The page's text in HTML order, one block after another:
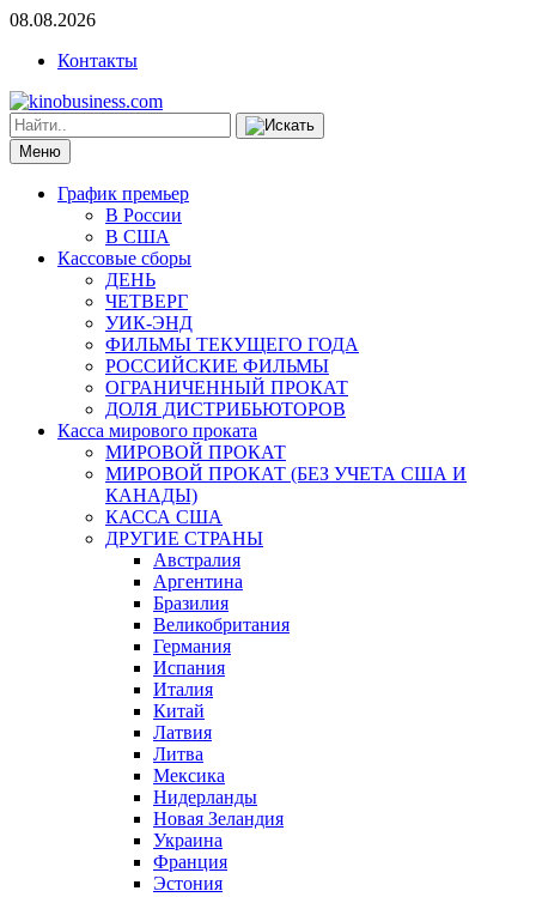
08.08.2026
Контакты
Меню
График премьер
В России
В США
Кассовые сборы
ДЕНЬ
ЧЕТВЕРГ
УИК-ЭНД
ФИЛЬМЫ ТЕКУЩЕГО ГОДА
РОССИЙСКИЕ ФИЛЬМЫ
ОГРАНИЧЕННЫЙ ПРОКАТ
ДОЛЯ ДИСТРИБЬЮТОРОВ
Касса мирового проката
МИРОВОЙ ПРОКАТ
МИРОВОЙ ПРОКАТ (БЕЗ УЧЕТА США И
КАНАДЫ)
КАССА США
ДРУГИЕ СТРАНЫ
Австралия
Аргентина
Бразилия
Великобритания
Германия
Испания
Италия
Китай
Латвия
Литва
Мексика
Нидерланды
Новая Зеландия
Украина
Франция
Эстония